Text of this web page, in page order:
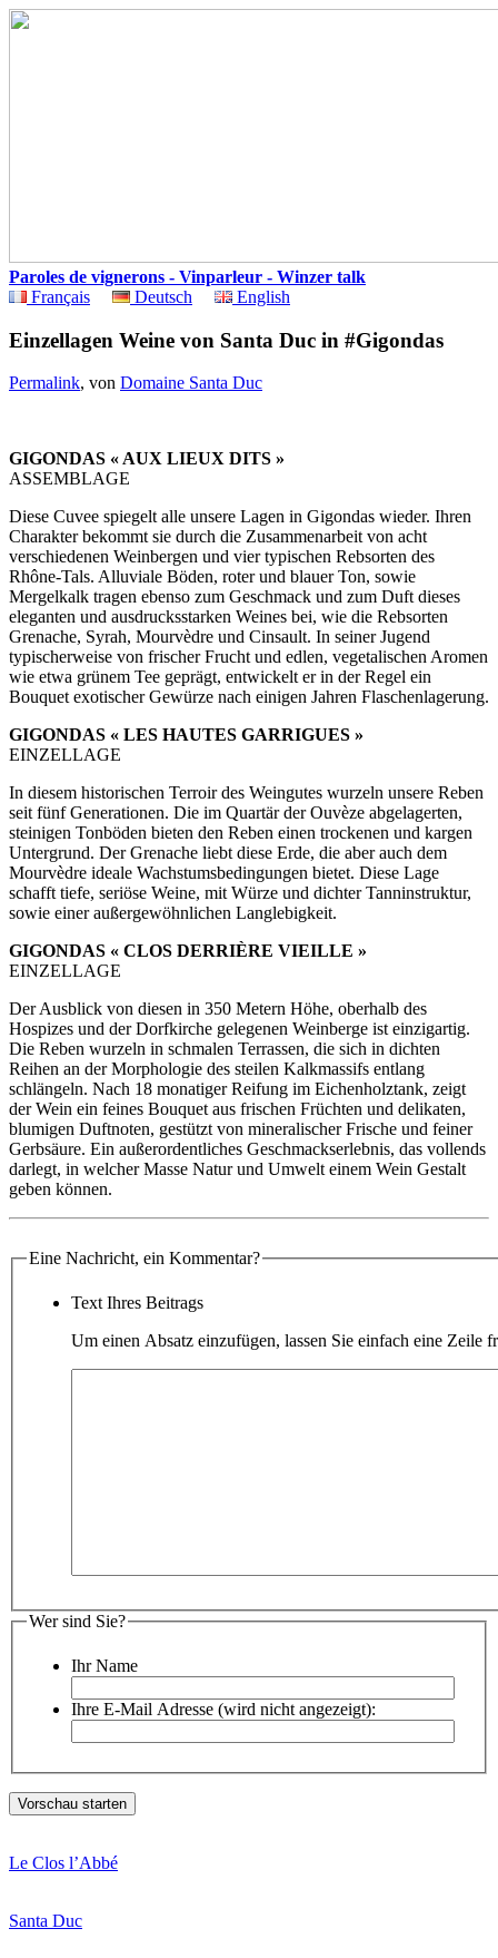
Paroles de vignerons - Vinparleur - Winzer talk
Français
Deutsch English
Einzellagen Weine von Santa Duc in #Gigondas
Permalink, von Domaine Santa Duc
GIGONDAS « AUX LIEUX DITS »
ASSEMBLAGE
Diese Cuvee spiegelt alle unsere Lagen in Gigondas wieder. Ihren
Charakter bekommt sie durch die Zusammenarbeit von acht
verschiedenen Weinbergen und vier typischen Rebsorten des
Rhône-Tals. Alluviale Böden, roter und blauer Ton, sowie
Mergelkalk tragen ebenso zum Geschmack und zum Duft dieses
eleganten und ausdrucksstarken Weines bei, wie die Rebsorten
Grenache, Syrah, Mourvèdre und Cinsault. In seiner Jugend
typischerweise von frischer Frucht und edlen, vegetalischen Aromen
wie etwa grünem Tee geprägt, entwickelt er in der Regel ein
Bouquet exotischer Gewürze nach einigen Jahren Flaschenlagerung.
GIGONDAS « LES HAUTES GARRIGUES »
EINZELLAGE
In diesem historischen Terroir des Weingutes wurzeln unsere Reben
seit fünf Generationen. Die im Quartär der Ouvèze abgelagerten,
steinigen Tonböden bieten den Reben einen trockenen und kargen
Untergrund. Der Grenache liebt diese Erde, die aber auch dem
Mourvèdre ideale Wachstumsbedingungen bietet. Diese Lage
schafft tiefe, seriöse Weine, mit Würze und dichter Tanninstruktur,
sowie einer außergewöhnlichen Langlebigkeit.
GIGONDAS « CLOS DERRIÈRE VIEILLE »
EINZELLAGE
Der Ausblick von diesen in 350 Metern Höhe, oberhalb des
Hospizes und der Dorfkirche gelegenen Weinberge ist einzigartig.
Die Reben wurzeln in schmalen Terrassen, die sich in dichten
Reihen an der Morphologie des steilen Kalkmassifs entlang
schlängeln. Nach 18 monatiger Reifung im Eichenholztank, zeigt
der Wein ein feines Bouquet aus frischen Früchten und delikaten,
blumigen Duftnoten, gestützt von mineralischer Frische und feiner
Gerbsäure. Ein außerordentliches Geschmackserlebnis, das vollends
darlegt, in welcher Masse Natur und Umwelt einem Wein Gestalt
geben können.
Eine Nachricht, ein Kommentar?
Text Ihres Beitrags
Um einen Absatz einzufügen, lassen Sie einfach eine Zeile
Wer sind Sie?
Ihr Name
Ihre E-Mail Adresse (wird nicht angezeigt):
Le Clos l’Abbé
Santa Duc